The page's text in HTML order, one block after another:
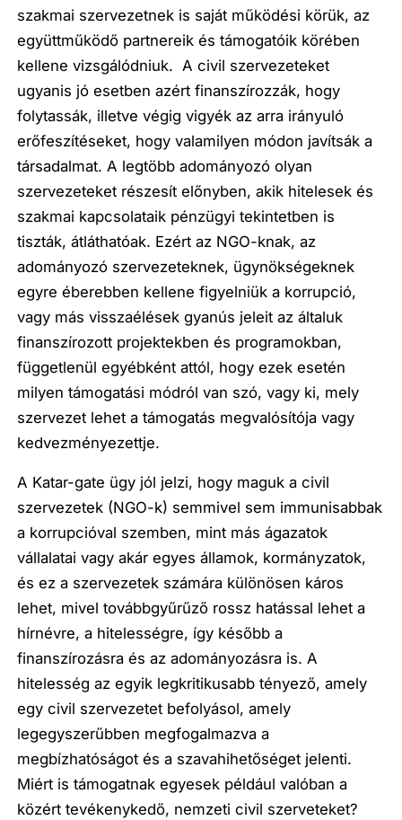
szakmai szervezetnek is saját működési körük, az
együttműködő partnereik és támogatóik körében
kellene vizsgálódniuk. A civil szervezeteket
ugyanis jó esetben azért finanszírozzák, hogy
folytassák, illetve végig vigyék az arra irányuló
erőfeszítéseket, hogy valamilyen módon javítsák a
társadalmat. A legtöbb adományozó olyan
szervezeteket részesít előnyben, akik hitelesek és
szakmai kapcsolataik pénzügyi tekintetben is
tiszták, átláthatóak. Ezért az NGO-knak, az
adományozó szervezeteknek, ügynökségeknek
egyre éberebben kellene figyelniük a korrupció,
vagy más visszaélések gyanús jeleit az általuk
finanszírozott projektekben és programokban,
függetlenül egyébként attól, hogy ezek esetén
milyen támogatási módról van szó, vagy ki, mely
szervezet lehet a támogatás megvalósítója vagy
kedvezményezettje.
A Katar-gate ügy jól jelzi, hogy maguk a civil
szervezetek (NGO-k) semmivel sem immunisabbak
a korrupcióval szemben, mint más ágazatok
vállalatai vagy akár egyes államok, kormányzatok,
és ez a szervezetek számára különösen káros
lehet, mivel továbbgyűrűző rossz hatással lehet a
hírnévre, a hitelességre, így később a
finanszírozásra és az adományozásra is. A
hitelesség az egyik legkritikusabb tényező, amely
egy civil szervezetet befolyásol, amely
legegyszerűbben megfogalmazva a
megbízhatóságot és a szavahihetőséget jelenti.
Miért is támogatnak egyesek például valóban a
közért tevékenykedő, nemzeti civil szerveteket?